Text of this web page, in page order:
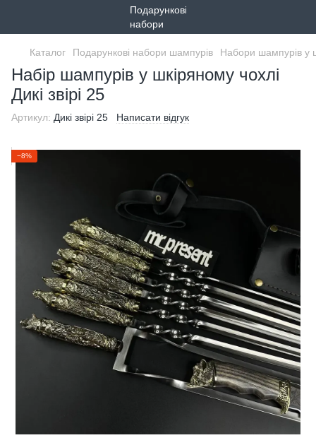
Каталог Подарункові набори шампурів Набори шампурів у
Набір шампурів у шкіряному чохлі
Дикі звірі 25
Артикул: Дикі звірі 25 Написати відгук
−8%